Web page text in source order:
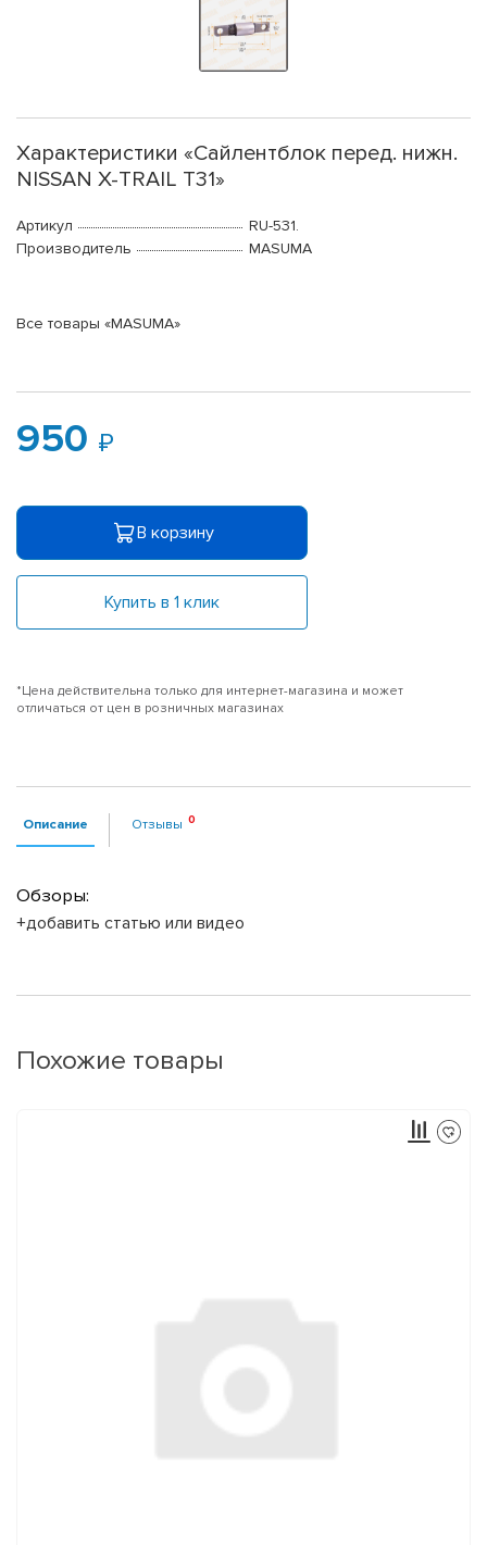
Характеристики «Сайлентблок перед. нижн.
NISSAN X-TRAIL T31»
Артикул
RU-531.
Производитель
MASUMA
Все товары «MASUMA»
950
В корзину
Купить в 1 клик
*Цена действительна только для интернет-магазина и может
отличаться от цен в розничных магазинах
Описание Отзывы
Обзоры:
+добавить статью или видео
Похожие товары